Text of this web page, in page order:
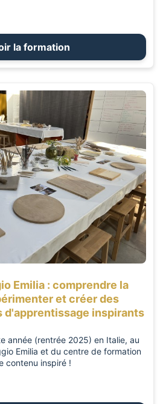
la formation
Emilia : comprendre la
et créer des
d'apprentissage inspirants
année (rentrée 2025) en Italie, au
Emilia et du centre de formation
contenu inspiré !